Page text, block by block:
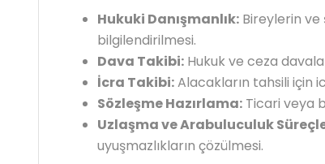
Hukuki Danışmanlık: Bireylerin
bilgilendirilmesi.
Dava Takibi: Hukuk ve ceza
İcra Takibi:Alacakların tahsili için
Sözleşme Hazırlama: Ticari veya
Uzlaşma ve Arabuluculuk
uyuşmazlıkların çözülmesi.